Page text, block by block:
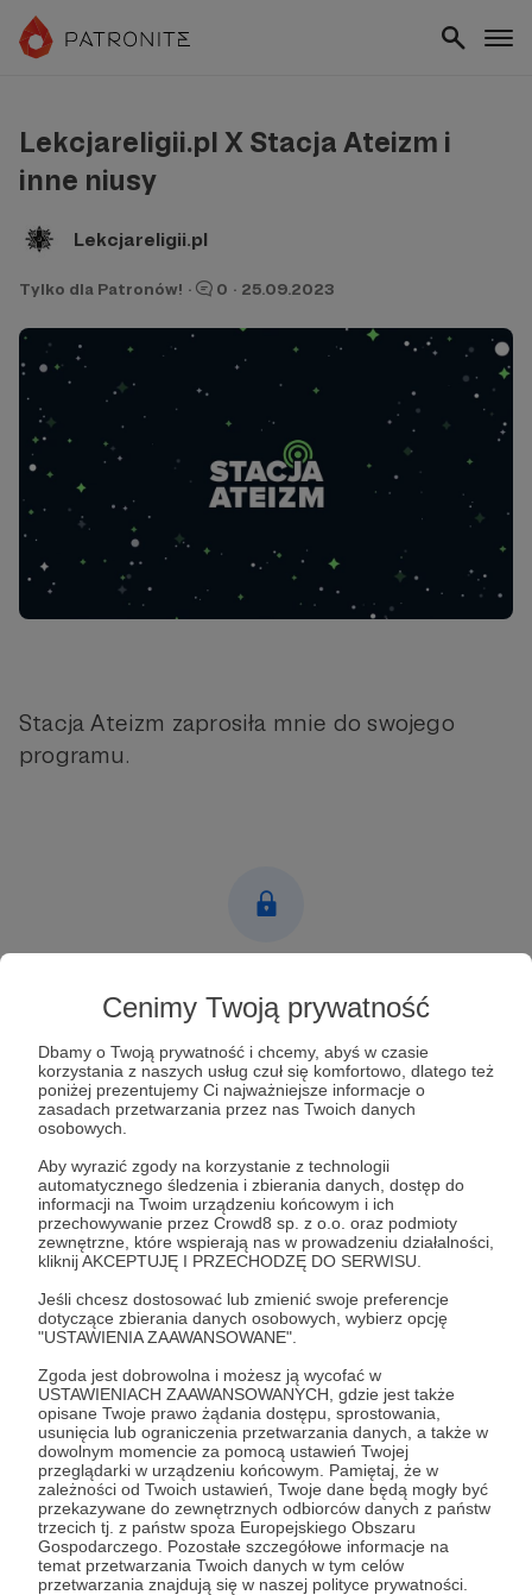
Cenimy Twoją prywatność
Dbamy o Twoją prywatność i chcemy, abyś w czasie
korzystania z naszych usług czuł się komfortowo, dlatego też
poniżej prezentujemy Ci najważniejsze informacje o
zasadach przetwarzania przez nas Twoich danych
osobowych.
Aby wyrazić zgody na korzystanie z technologii
automatycznego śledzenia i zbierania danych, dostęp do
informacji na Twoim urządzeniu końcowym i ich
przechowywanie przez Crowd8 sp. z o.o. oraz podmioty
zewnętrzne, które wspierają nas w prowadzeniu działalności,
kliknij AKCEPTUJĘ I PRZECHODZĘ DO SERWISU.
Jeśli chcesz dostosować lub zmienić swoje preferencje
dotyczące zbierania danych osobowych, wybierz opcję
"USTAWIENIA ZAAWANSOWANE".
Zgoda jest dobrowolna i możesz ją wycofać w
USTAWIENIACH ZAAWANSOWANYCH, gdzie jest także
opisane Twoje prawo żądania dostępu, sprostowania,
usunięcia lub ograniczenia przetwarzania danych, a także w
dowolnym momencie za pomocą ustawień Twojej
przeglądarki w urządzeniu końcowym. Pamiętaj, że w
zależności od Twoich ustawień, Twoje dane będą mogły być
przekazywane do zewnętrznych odbiorców danych z państw
trzecich tj. z państw spoza Europejskiego Obszaru
Gospodarczego. Pozostałe szczegółowe informacje na
temat przetwarzania Twoich danych w tym celów
przetwarzania znajdują się w naszej polityce prywatności.
Lekcjareligii.pl X Stacja Ateizm i
inne niusy
Lekcjareligii.pl
Tylko dla Patronów! · 0 · 25.09.2023
Stacja Ateizm zaprosiła mnie do swojego
programu.
Aby zobaczyć ten materiał musisz być zalogowany
Zostań Patronem
youtube niusy
Udostępnij
Lekcjareligii.pl
Zobacz profil autora